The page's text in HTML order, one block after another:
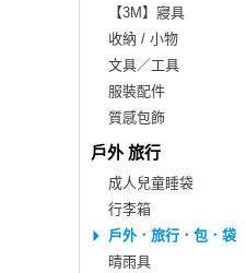
【3M】寢具
收納 / 小物
文具／工具
服裝配件
質感包飾
戶外 旅行
成人兒童睡袋
行李箱
戶外．旅行．包．袋
晴雨具